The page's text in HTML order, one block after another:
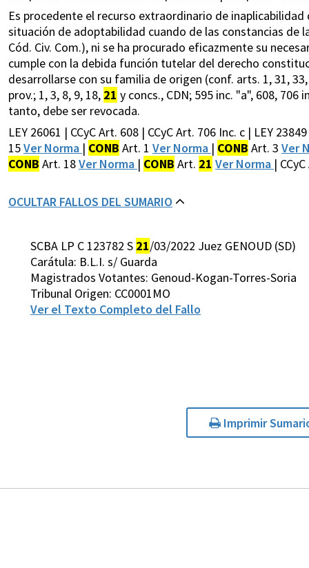
Es procedente el recurso extraordinario de
situación de adoptabilidad cuando de las constancias de
Cód. Civ. Com.), ni se ha procurado eficazmente su
cumple con la debida función tutelar del derecho
desarrollarse con su familia de origen (conf. arts. 1, 31,
prov.; 1, 3, 8, 9, 18, 21 y concs., CDN; 595 inc. "a", 608, 706
tanto, debe ser revocada.
LEY 26061 | CCyC Art. 608 | CCyC Art. 706 Inc. c | LEY
15Ver Norma | CONB Art. 1 Ver Norma | CONB Art. 3 Ver
CONB Art. 18Ver Norma | CONB Art. 21 Ver Norma |
OCULTAR FALLOS DEL SUMARIO
SCBA LP C 123782 S 21/03/2022 Juez GENOUD (SD)
Carátula: B.L.I. s/ Guarda
Magistrados Votantes: Genoud-Kogan-Torres-Soria
Tribunal Origen: CC0001MO
Ver el Texto Completo del Fallo
Imprimir